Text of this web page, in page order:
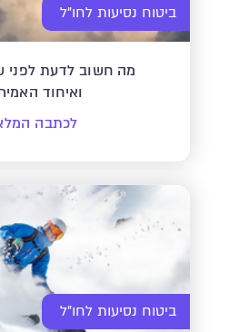
ביטוח נסיעות לחו"ל
מה חשוב לדעת לפני
ואיחוד
לכתבה
ביטוח נסיעות לחו"ל